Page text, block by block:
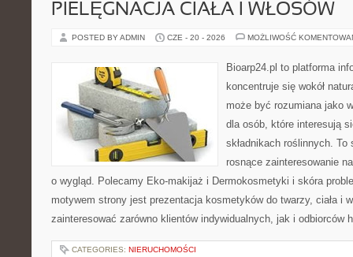
PIELĘGNACJA CIAŁA I WŁOSÓW
POSTED BY ADMIN CZE - 20 - 2026 MOŻLIWOŚĆ
Bioarp24.pl to platforma
koncentruje się wokół
może być rozumiana jako
dla osób, które interesują
składnikach roślinnych.
rosnące zainteresowanie
o wygląd. Polecamy Eko-makijaż i Dermokosmetyki i skóra
motywem strony jest prezentacja kosmetyków do twarzy, ciała i
zainteresować zarówno klientów indywidualnych, jak i
CATEGORIES: NIERUCHOMOŚCI